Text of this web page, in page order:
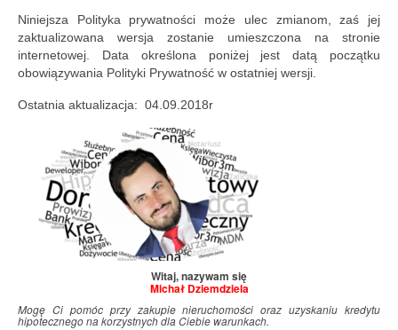
Niniejsza Polityka prywatności może ulec zmianom, zaś jej
zaktualizowana wersja zostanie umieszczona na stronie
internetowej. Data określona poniżej jest datą początku
obowiązywania Polityki Prywatność w ostatniej wersji.
Ostatnia aktualizacja: 04.09.2018r
Witaj, nazywam się
Michał Dziemdziela
Mogę Ci pomóc przy zakupie nieruchomości oraz uzyskaniu kredytu
hipotecznego na korzystnych dla Ciebie warunkach.